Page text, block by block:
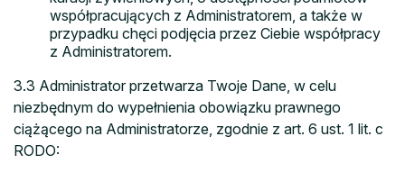
współpracujących z Administratorem, a także w
przypadku chęci podjęcia przez Ciebie współpracy
z Administratorem.
3.3 Administrator przetwarza Twoje Dane, w celu
niezbędnym do wypełnienia obowiązku prawnego
ciążącego na Administratorze, zgodnie z art. 6 ust. 1 lit. c
RODO: